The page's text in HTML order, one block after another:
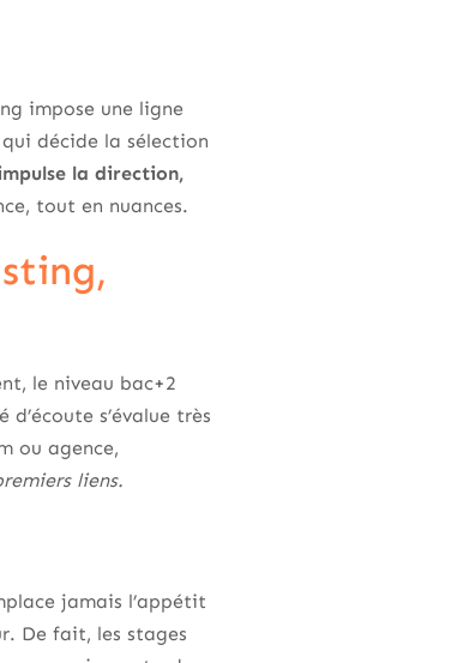
impose une ligne
décide la sélection
la direction,
tout en nuances.
le niveau bac+2
s’évalue très
ou agence,
liens.
jamais l’appétit
De fait, les stages